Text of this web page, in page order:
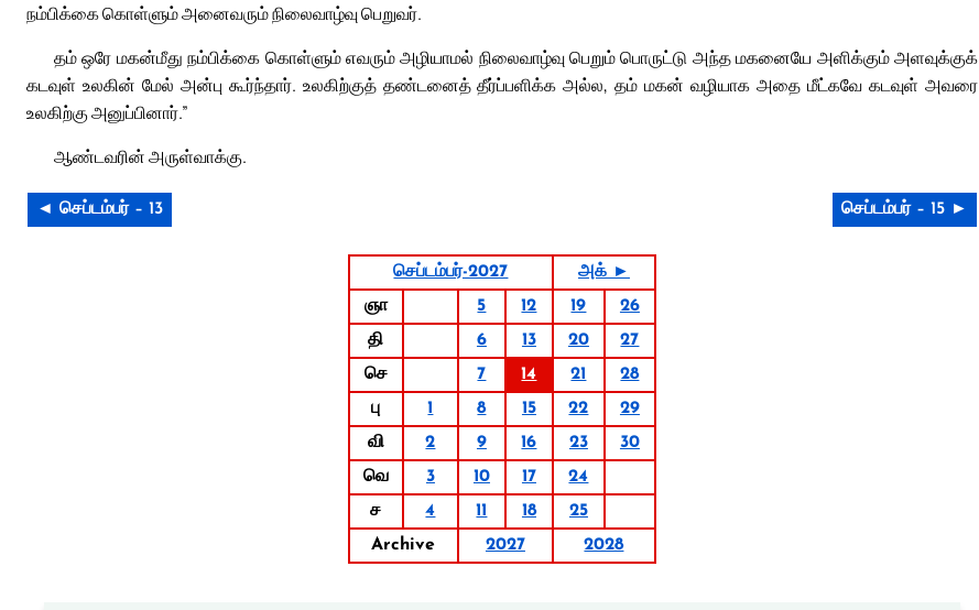
நம்பிக்கை கொள்ளும் அனைவரும் நிலைவாழ்வு பெறுவர்.
தம் ஒரே மகன்மீது நம்பிக்கை கொள்ளும் எவரும் அழியாமல் நிலைவாழ்வு பெறும் பொருட்டு அந்த மகனையே அளிக்கும் அளவுக்குக்
கடவுள் உலகின் மேல் அன்பு கூர்ந்தார். உலகிற்குத் தண்டனைத் தீர்ப்பளிக்க அல்ல, தம் மகன் வழியாக அதை மீட்கவே கடவுள் அவரை
உலகிற்கு அனுப்பினார்.”
ஆண்டவரின் அருள்வாக்கு.
◄ செப்டம்பர் – 13 செப்டம்பர் – 15 ►
செப்டம்பர்-2027
அக் ►
ஞா
5 12 19
26
தி
6 13 20
27
செ
7 14 21
28
பு
1 8 15 22
29
வி
2 9 16 23
30
வெ
3 10 17
24
ச
4 11 18
25
Archive
2027 2028